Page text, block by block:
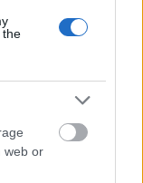
the
web or
alatt a
pedig
Az első
kiváló
hasonlít a brit
Dénes adott
nem vallott